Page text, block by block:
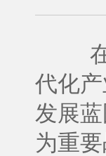
代化
发展
为重